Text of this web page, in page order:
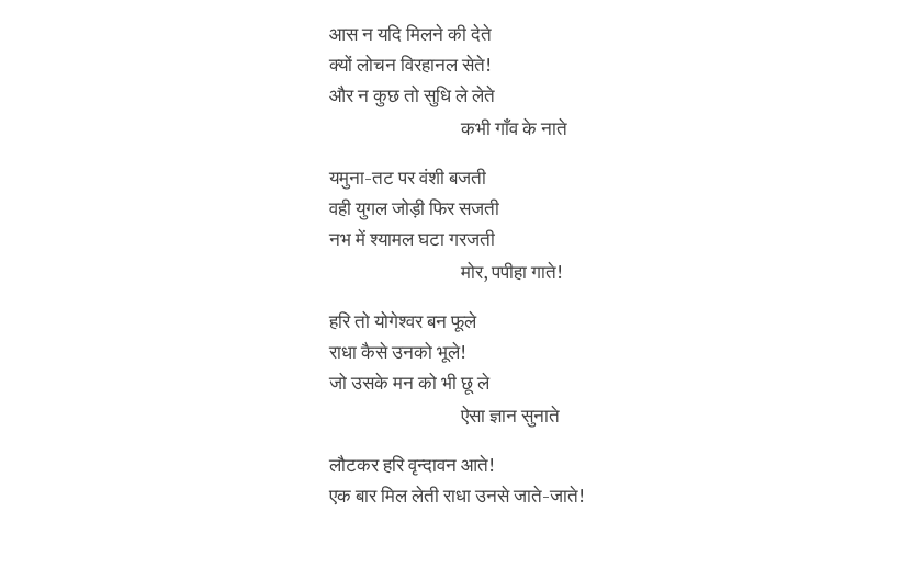
आस न यदि मिलने की देते
क्यों लोचन विरहानल सेते!
और न कुछ तो सुधि ले लेते
कभी गाँव के नाते
यमुना-तट पर वंशी बजती
वही युगल जोड़ी फिर सजती
नभ में श्यामल घटा गरजती
मोर, पपीहा गाते!
हरि तो योगेश्वर बन फूले
राधा कैसे उनको भूले!
जो उसके मन को भी छू ले
ऐसा ज्ञान सुनाते
लौटकर हरि वृन्दावन आते!
एक बार मिल लेती राधा उनसे जाते-जाते!